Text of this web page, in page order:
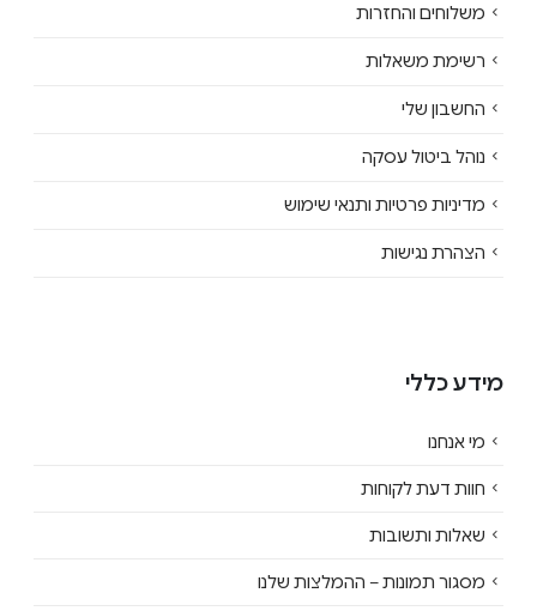
משלוחים והחזרות
רשימת משאלות
החשבון שלי
נוהל ביטול עסקה
מדיניות פרטיות ותנאי שימוש
הצהרת נגישות
מידע כללי
מי אנחנו
חוות דעת לקוחות
שאלות ותשובות
מסגור תמונות – ההמלצות שלנו